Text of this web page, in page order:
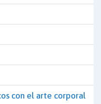
con el arte corporal